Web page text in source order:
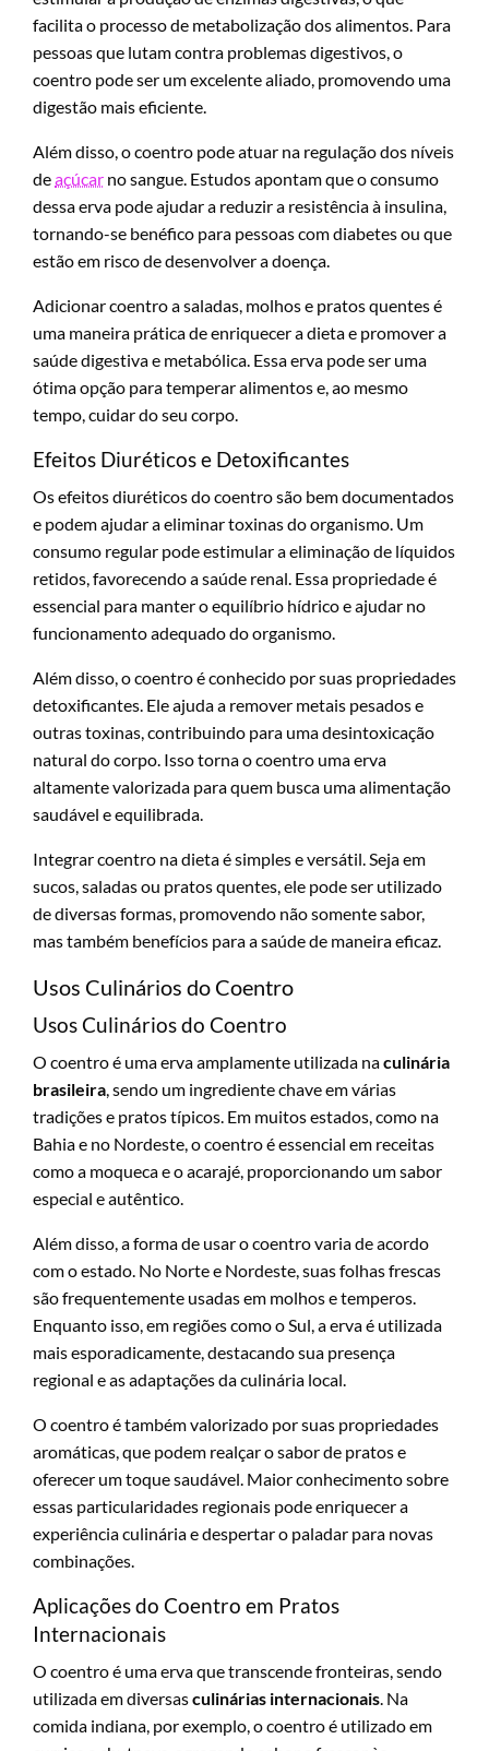
facilita o processo de metabolização dos alimentos. Para
pessoas que lutam contra problemas digestivos, o
coentro pode ser um excelente aliado, promovendo uma
digestão mais eficiente.
Além disso, o coentro pode atuar na regulação dos níveis
deaçúcar no sangue. Estudos apontam que o consumo
dessa erva pode ajudar a reduzir a resistência à insulina,
tornando-se benéfico para pessoas com diabetes ou que
estão em risco de desenvolver a doença.
Adicionar coentro a saladas, molhos e pratos quentes é
uma maneira prática de enriquecer a dieta e promover a
saúde digestiva e metabólica. Essa erva pode ser uma
ótima opção para temperar alimentos e, ao mesmo
tempo, cuidar do seu corpo.
Efeitos Diuréticos e Detoxificantes
Os efeitos diuréticos do coentro são bem documentados
e podem ajudar a eliminar toxinas do organismo. Um
consumo regular pode estimular a eliminação de líquidos
retidos, favorecendo a saúde renal. Essa propriedade é
essencial para manter o equilíbrio hídrico e ajudar no
funcionamento adequado do organismo.
Além disso, o coentro é conhecido por suas propriedades
detoxificantes. Ele ajuda a remover metais pesados e
outras toxinas, contribuindo para uma desintoxicação
natural do corpo. Isso torna o coentro uma erva
altamente valorizada para quem busca uma alimentação
saudável e equilibrada.
Integrar coentro na dieta é simples e versátil. Seja em
sucos, saladas ou pratos quentes, ele pode ser utilizado
de diversas formas, promovendo não somente sabor,
mas também benefícios para a saúde de maneira eficaz.
Usos Culinários do Coentro
Usos Culinários do Coentro
O coentro é uma erva amplamente utilizada naculinária
brasileira , sendo um ingrediente chave em várias
tradições e pratos típicos. Em muitos estados, como na
Bahia e no Nordeste, o coentro é essencial em receitas
como a moqueca e o acarajé, proporcionando um sabor
especial e autêntico.
Além disso, a forma de usar o coentro varia de acordo
com o estado. No Norte e Nordeste, suas folhas frescas
são frequentemente usadas em molhos e temperos.
Enquanto isso, em regiões como o Sul, a erva é utilizada
mais esporadicamente, destacando sua presença
regional e as adaptações da culinária local.
O coentro é também valorizado por suas propriedades
aromáticas, que podem realçar o sabor de pratos e
oferecer um toque saudável. Maior conhecimento sobre
essas particularidades regionais pode enriquecer a
experiência culinária e despertar o paladar para novas
combinações.
Aplicações do Coentro em Pratos
Internacionais
O coentro é uma erva que transcende fronteiras, sendo
utilizada em diversasculinárias internacionais . Na
comida indiana, por exemplo, o coentro é utilizado em